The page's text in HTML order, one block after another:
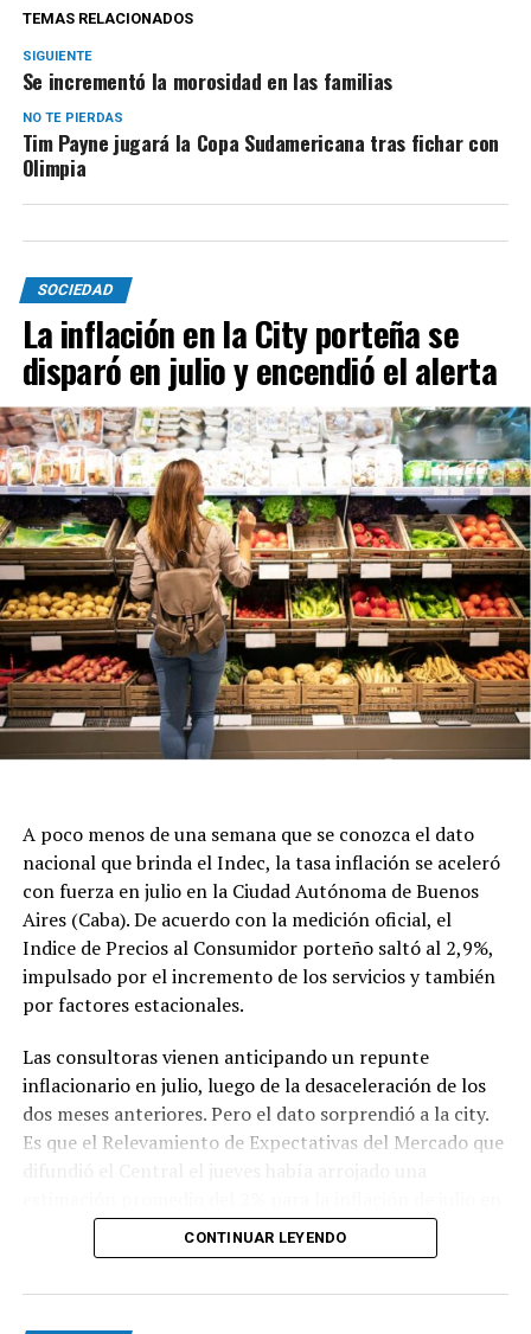
TEMAS RELACIONADOS
SIGUIENTE
Se incrementó la morosidad en las familias
NO TE PIERDAS
Tim Payne jugará la Copa Sudamericana tras fichar con
Olimpia
SOCIEDAD
La inflación en la City porteña se
disparó en julio y encendió el alerta
A poco menos de una semana que se conozca el dato
nacional que brinda el Indec, la tasa inflación se aceleró
con fuerza en julio en la Ciudad Autónoma de Buenos
Aires (Caba). De acuerdo con la medición oficial, el
Indice de Precios al Consumidor porteño saltó al 2,9%,
impulsado por el incremento de los servicios y también
por factores estacionales.
Las consultoras vienen anticipando un repunte
inflacionario en julio, luego de la desaceleración de los
dos meses anteriores. Pero el dato sorprendió a la city.
Es que el Relevamiento de Expectativas del Mercado que
todo el país.
El índice de Caba se aceleró en 1,1 punto porcentual ya
CONTINUAR LEYENDO